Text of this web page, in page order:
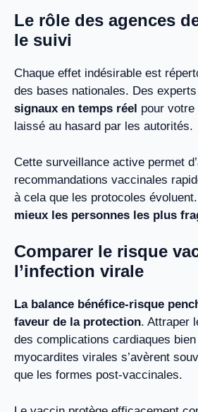
Le rôle des agences
le suivi
Chaque effet indésirable est
des bases nationales. Des experts
signaux en temps réel pour votre
laissé au hasard par les autorités.
Cette surveillance active permet
recommandations vaccinales
à cela que les protocoles
mieux les personnes les plus
Comparer le risque
l’infection virale
La balance bénéfice-risque
faveur de la protection. Attraper
des complications cardiaques
myocardites virales s’avèrent
que les formes post-vaccinales.